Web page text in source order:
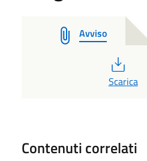
Avviso
PDF
Scarica
Contenuti correlati